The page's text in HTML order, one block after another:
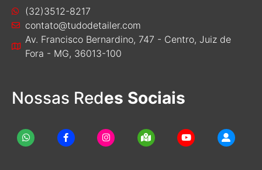
(32)3512-8217
contato@tudodetailer.com
Av. Francisco Bernardino, 747 - Centro, Juiz de
Fora - MG, 36013-100
Nossas Redes Sociais